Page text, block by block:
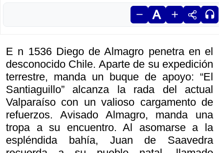
E n 1536 Diego de Almagro penetra en el
desconocido Chile. Aparte de su expedición
terrestre, manda un buque de apoyo: “El
Santiaguillo” alcanza la rada del actual
Valparaíso con un valioso cargamento de
refuerzos. Avisado Almagro, manda una
tropa a su encuentro. Al asomarse a la
espléndida bahía, Juan de Saavedra